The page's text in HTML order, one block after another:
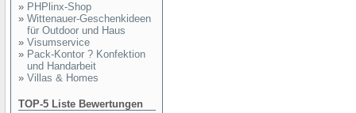
» PHPlinx-Shop
» Wittenauer-Geschenkideen
für Outdoor und Haus
» Visumservice
» Pack-Kontor ? Konfektion
und Handarbeit
» Villas & Homes
TOP-5 Liste Bewertungen